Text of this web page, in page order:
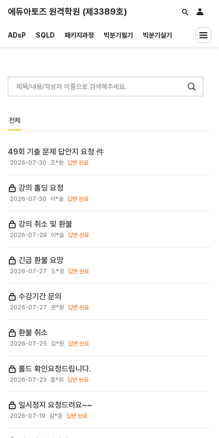
에듀아토즈 원격학원 (제3389호)
ADsP SQLD 패키지과정 빅분기필기 빅분기실기
INCLASS
전체
2026-07-30
49회 기출 문제 답안지 요청 件
조*환 답변 완료
2026-07-30
강의 홀딩 요청
이*슬 답변 완료
2026-07-28
강의 취소 및 환불
이*슬 답변 완료
2026-07-27
긴급 환불 요망
도*정 답변 완료
2026-07-27
수강기간 문의
권*원 답변 완료
2026-07-25
환불 취소
김*원 답변 완료
2026-07-23
홀드 확인요청드립니다.
홍*희 답변 완료
2026-07-19
일시정지 요청드려요~~
김*준 답변 완료